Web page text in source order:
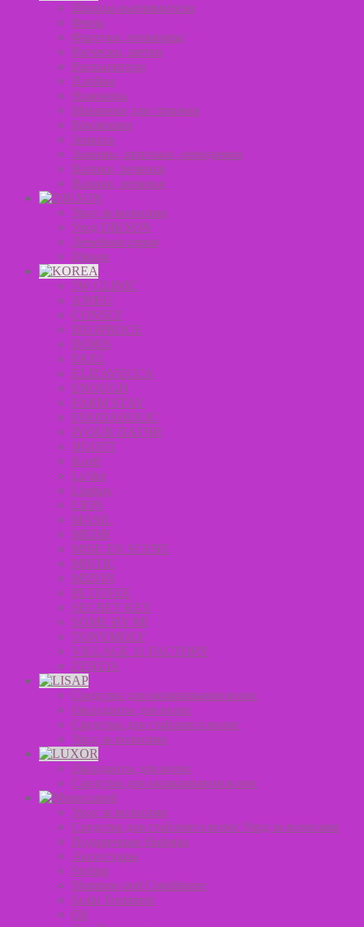
Щипцы-выпрямители
Фены
Фартуки, пеньюары
Расчески, щетки
Распылители
Плойки
Ножницы
Машинки для стрижки
Коклюшки
Зеркала
Зажимы, шпильки, невидимки
Валики, резинки
Валики, резинки
Уход за волосами
Уход DIKSON
Лечебная серия
Dikson
3W CLINIC
A’PIEU
CONSLY
DEOPROCE
DORIS
EKEL
ELIZAVECCA
ENOUGH
FARM STAY
FOODAHOLIC
IYOUB ПАТЧИ
JIGOTT
Koelf
La’dor
Lindsay
LION
MASIL
MEDB
MISE EN SCENE
MISTIC
MIZON
PETITFEE
SECRET KEY
SOME BY MI
TONYMOLY
VILLAGE 11 FACTORY
ZENZIA
Средства для окрашивания волос
Оксиданты для волос
Средства для стайлинга волос
Уход за волосами
Оксиданты для волос
Средства для окрашивания волос
Уход за волосами
Средства для стайлинга волос Уход за волосами
Подарочные Наборы
Аксессуары
Styling
Shampoo and Conditioner
Scalp Treatment
Oil